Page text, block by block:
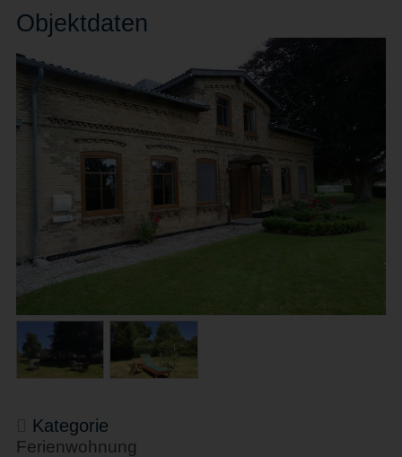
Objektdaten
Kategorie
Ferienwohnung